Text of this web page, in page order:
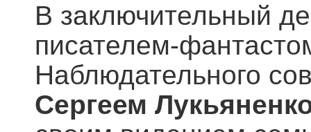
В заключительный
писателем-
Наблюдательного
Сергеем